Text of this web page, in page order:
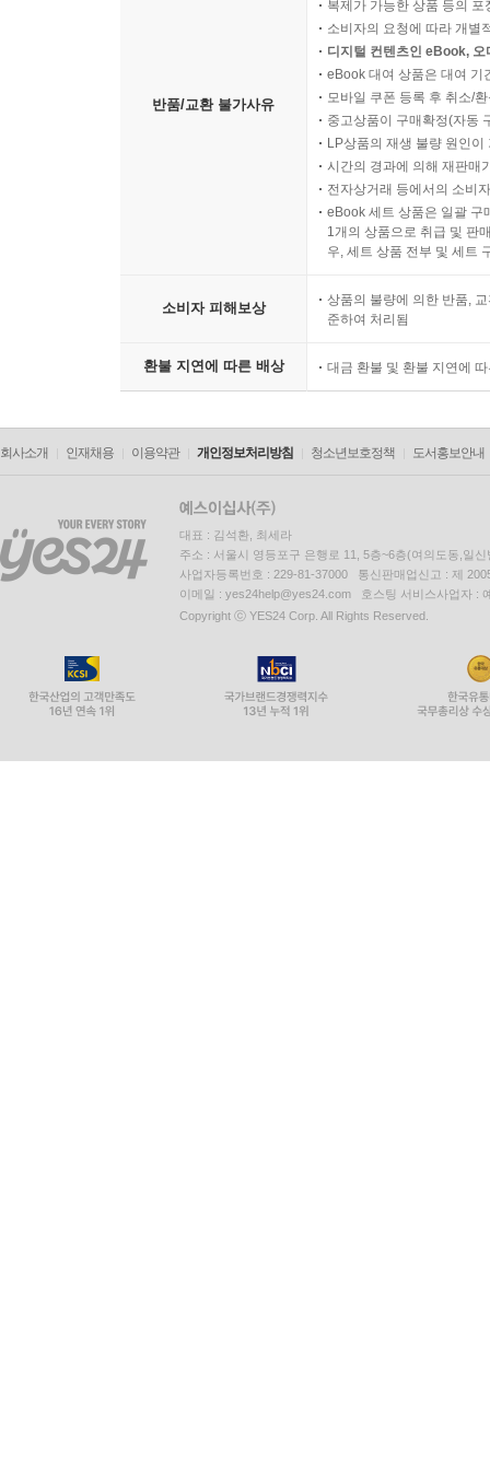
반품/교환 불가사유
복제가 가능한 상품 등의
소비자의 요청에 따라 개별
디지털 컨텐츠인 eBook,
eBook 대여 상품은 대여 기
모바일 쿠폰 등록 후 취소/
중고상품이 구매확정(자동
LP상품의 재생 불량 원인
시간의 경과에 의해 재판매
전자상거래 등에서의 소비
eBook 세트 상품은 일괄 구
1개의 상품으로 취급 및 판
우, 세트 상품 전부 및 세트
소비자 피해보상
상품의 불량에 의한 반품,
준하여 처리됨
환불 지연에 따른 배상 대금 환불 및 환불 지연에
회사소개 인재채용 이용약관 개인정보처리방침 청소년보호정책 도서홍보안내
대표 : 김석환, 최세라
주소 : 서울시 영등포구 은행로 11, 5층~6층(여의도동,일신
사업자등록번호 : 229-81-37000 통신판매업신고 : 제
이메일 : yes24help@yes24.com 호스팅 서비스사업자 :
Copyright ⓒ YES24 Corp. All Rights Reserved.